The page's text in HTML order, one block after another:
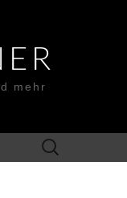
mehr
Suchen
nach: